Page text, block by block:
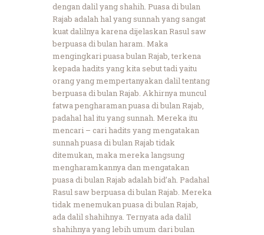
dengan dalil yang shahih. Puasa di bulan
Rajab adalah hal yang sunnah yang sangat
kuat dalilnya karena dijelaskan Rasul saw
berpuasa di bulan haram. Maka
mengingkari puasa bulan Rajab, terkena
kepada hadits yang kita sebut tadi yaitu
orang yang mempertanyakan dalil tentang
berpuasa di bulan Rajab. Akhirnya muncul
fatwa pengharaman puasa di bulan Rajab,
padahal hal itu yang sunnah. Mereka itu
mencari – cari hadits yang mengatakan
sunnah puasa di bulan Rajab tidak
ditemukan, maka mereka langsung
mengharamkannya dan mengatakan
puasa di bulan Rajab adalah bid’ah. Padahal
Rasul saw berpuasa di bulan Rajab. Mereka
tidak menemukan puasa di bulan Rajab,
ada dalil shahihnya. Ternyata ada dalil
shahihnya yang lebih umum dari bulan